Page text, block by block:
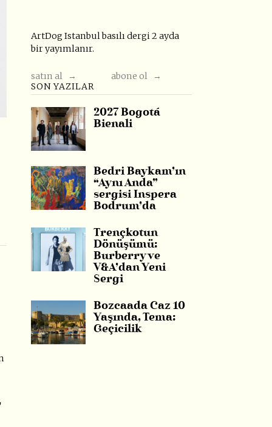
ArtDog Istanbul basılı dergi 2 ayda
bir yayımlanır.
satın al →
abone ol →
SON YAZILAR
2027 Bogotá
Bienali
Bedri Baykam’ın
“Aynı Anda”
sergisi Inspera
Bodrum’da
Trençkotun
Dönüşümü:
Burberry ve
V&A’dan Yeni
Sergi
Bozcaada Caz 10
Yaşında, Tema:
Geçicilik